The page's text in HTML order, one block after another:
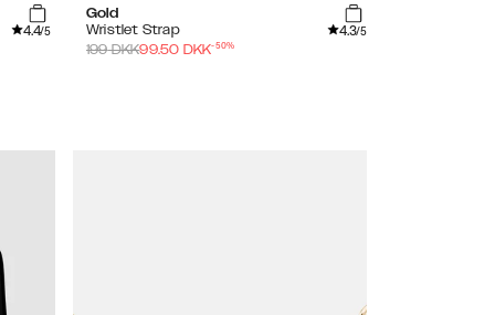
4.4/5
Gold
Wristlet Strap
4.3/5
199DKK99.50 DKK-50%